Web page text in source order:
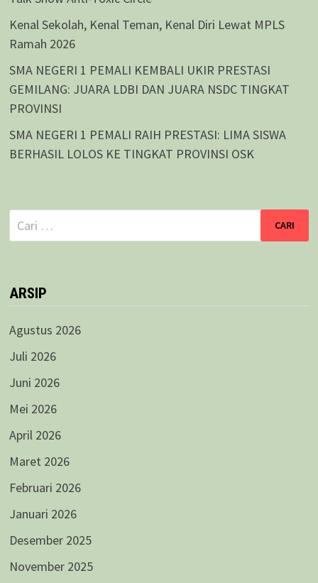
Kenal Sekolah, Kenal Teman, Kenal Diri Lewat MPLS
Ramah 2026
SMA NEGERI 1 PEMALI KEMBALI UKIR PRESTASI
GEMILANG: JUARA LDBI DAN JUARA NSDC TINGKAT
PROVINSI
SMA NEGERI 1 PEMALI RAIH PRESTASI: LIMA SISWA
BERHASIL LOLOS KE TINGKAT PROVINSI OSK
Cari
untuk:
ARSIP
Agustus 2026
Juli 2026
Juni 2026
Mei 2026
April 2026
Maret 2026
Februari 2026
Januari 2026
Desember 2025
November 2025